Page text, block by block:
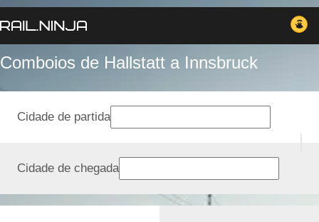
Comboios de Hallstatt a Innsbruck
Cidade de partida
Cidade de chegada